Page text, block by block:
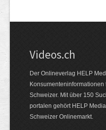
Videos.ch
Der Onlineverlag HELP
Schweizer. Mit über 150
portalen gehört HELP
Schweizer Onlinemarkt.